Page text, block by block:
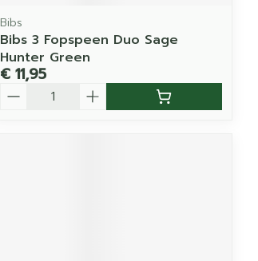
Bibs
Bibs 3 Fopspeen Duo Sage
Hunter Green
€ 11,95